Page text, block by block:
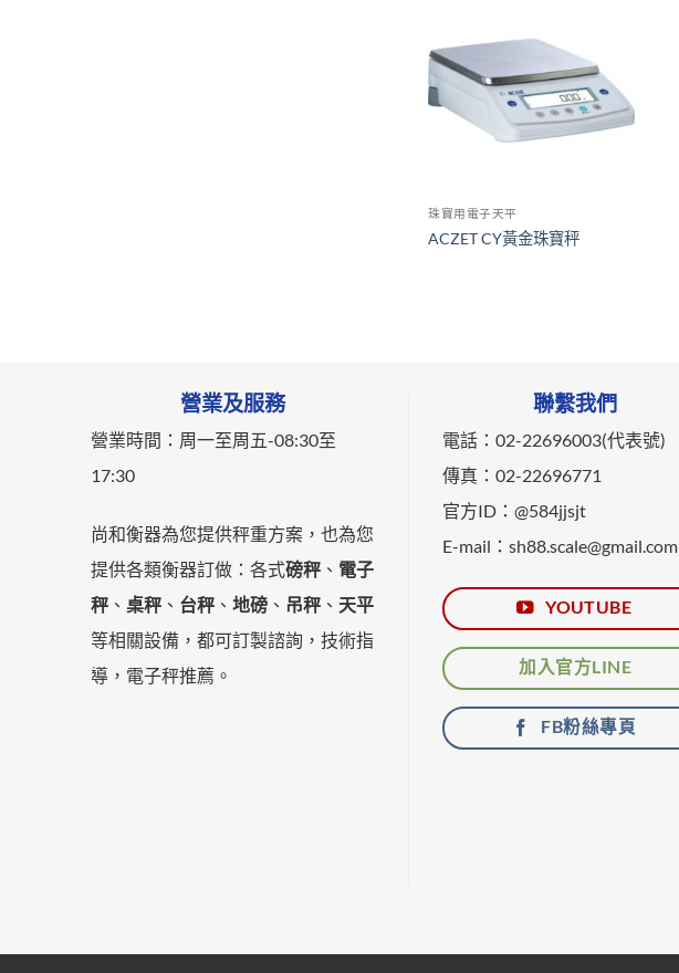
珠寶用電子天平
ACZET CY黃金珠寶秤
營業及服務
營業時間： 周一至周五-08:30至
17:30
尚和衡器為您提供秤重方案，也為您
提供各類衡器訂做：各式磅秤 、 電子
秤 、桌秤 、 台秤 、地磅 、 吊秤 、 天平
等相關設備，都可訂製諮詢，技術指
導，電子秤推薦。
聯繫我們
電話：02-22696003(代表號)
傳真：02-22696771
官方ID：@584jjsjt
E-mail：sh88.scale@gmail.com
YOUTUBE
加入官方LINE
FB粉絲專頁